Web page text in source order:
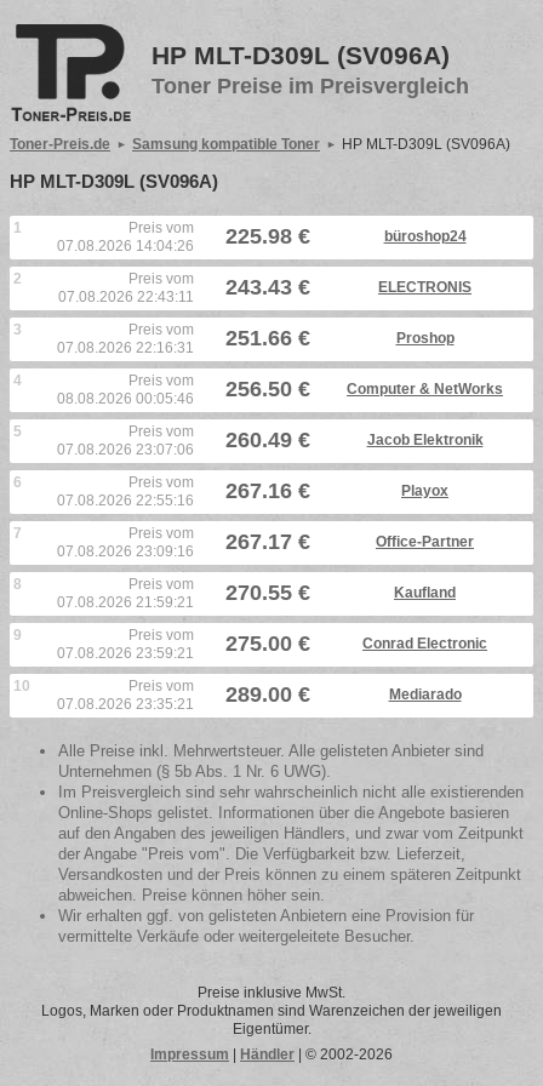
HP MLT-D309L (SV096A)
Toner Preise im Preisvergleich
Toner-Preis.de Samsung kompatible Toner HP MLT-D309L (SV096A)
HP MLT-D309L (SV096A)
1
Preis vom
07.08.2026 14:04:26
225.98 € büroshop24
2
Preis vom
07.08.2026 22:43:11
243.43 € ELECTRONIS
3
Preis vom
07.08.2026 22:16:31
251.66 € Proshop
4
Preis vom
08.08.2026 00:05:46
256.50 € Computer & NetWorks
5
Preis vom
07.08.2026 23:07:06
260.49 € Jacob Elektronik
6
Preis vom
07.08.2026 22:55:16
267.16 € Playox
7
Preis vom
07.08.2026 23:09:16
267.17 € Office-Partner
8
Preis vom
07.08.2026 21:59:21
270.55 € Kaufland
9
Preis vom
07.08.2026 23:59:21
275.00 € Conrad Electronic
10
Preis vom
07.08.2026 23:35:21
289.00 € Mediarado
Alle Preise inkl. Mehrwertsteuer. Alle gelisteten Anbieter sind
Unternehmen (§ 5b Abs. 1 Nr. 6 UWG).
Im Preisvergleich sind sehr wahrscheinlich nicht alle existierenden
Online-Shops gelistet. Informationen über die Angebote basieren
auf den Angaben des jeweiligen Händlers, und zwar vom Zeitpunkt
der Angabe "Preis vom". Die Verfügbarkeit bzw. Lieferzeit,
Versandkosten und der Preis können zu einem späteren Zeitpunkt
abweichen. Preise können höher sein.
Wir erhalten ggf. von gelisteten Anbietern eine Provision für
vermittelte Verkäufe oder weitergeleitete Besucher.
Preise inklusive MwSt.
Logos, Marken oder Produktnamen sind Warenzeichen der jeweiligen
Eigentümer.
Impressum
Händler | © 2002-2026